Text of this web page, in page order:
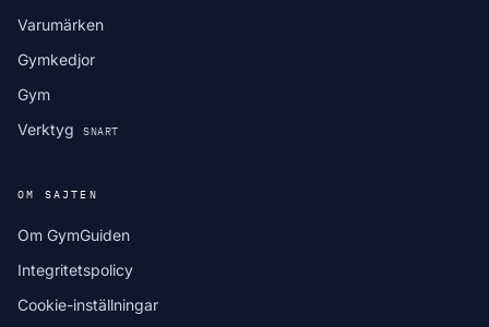
Varumärken
Gymkedjor
Gym
Verktyg
SNART
OM SAJTEN
Om GymGuiden
Integritetspolicy
Cookie-inställningar